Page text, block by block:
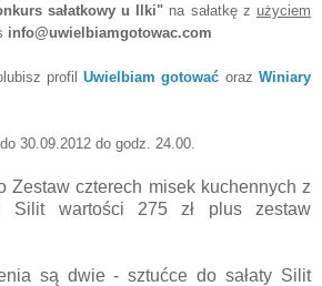
sałatkowy u Ilki" na sałatkę zużyciem
info@uwielbiamgotowac.com
profilUwielbiam gotować oraz Winiary
30.09.2012 do godz. 24.00.
Zestaw czterech misek kuchennych z
Silit wartości 275 zł plus zestaw
są dwie - sztućce do sałaty Silit